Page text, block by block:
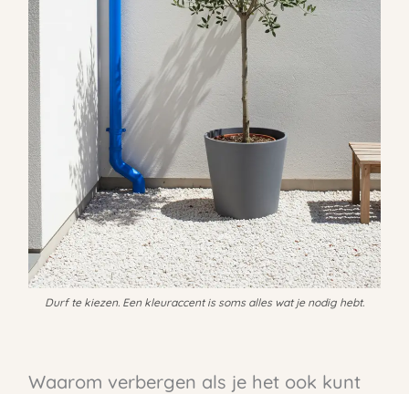
Durf te kiezen. Een kleuraccent is soms alles wat je nodig hebt.
Waarom verbergen als je het ook kunt